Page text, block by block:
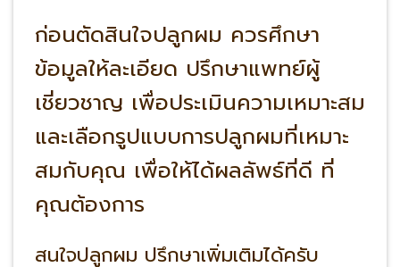
ก่อนตัดสินใจปลูกผม ควรศึกษา
ข้อมูลให้ละเอียด ปรึกษาแพทย์ผู้
เชี่ยวชาญ เพื่อประเมินความเหมาะสม
และเลือกรูปแบบการปลูกผมที่เหมาะ
สมกับคุณ เพื่อให้ได้ผลลัพธ์ที่ดี ที่
คุณต้องการ
สนใจปลูกผม ปรึกษาเพิ่มเติมได้ครับ